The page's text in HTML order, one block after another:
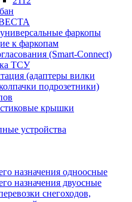
фаркопы
к фаркопам
(Smart-Connect)
ТСУ
(адаптеры вилки
подрозетники)
крышки
устройства
назначения одноосные
назначения двуосные
снегоходов,